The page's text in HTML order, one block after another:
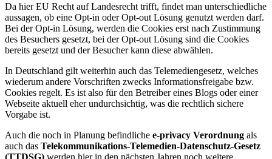
Da hier EU Recht auf Landesrecht trifft, findet man unterschiedliche
aussagen, ob eine Opt-in oder Opt-out Lösung genutzt werden darf.
Bei der Opt-in Lösung, werden die Cookies erst nach Zustimmung
des Besuchers gesetzt, bei der Opt-out Lösung sind die Cookies
bereits gesetzt und der Besucher kann diese abwählen.
In Deutschland gilt weiterhin auch das Telemediengesetz, welches
wiederum andere Vorschriften zwecks Informationsfreigabe bzw.
Cookies regelt. Es ist also für den Betreiber eines Blogs oder einer
Webseite aktuell eher undurchsichtig, was die rechtlich sichere
Vorgabe ist.
Auch die noch in Planung befindliche e-privacy Verordnung als
auch das Telekommunikations-Telemedien-Datenschutz-Gesetz
(TTDSG) werden hier in den nächsten Jahren noch weitere